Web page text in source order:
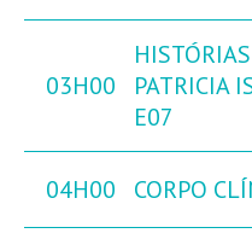
03H00
PATRICIA
E07
04H00 CORPO